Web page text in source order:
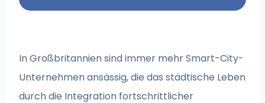
In Großbritannien sind immer mehr Smart-City-
Unternehmen ansässig, die das städtische Leben
durch die Integration fortschrittlicher